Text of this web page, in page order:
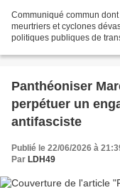
Communiqué commun
meurtriers et cyclones
politiques publiques de
Panthéoniser
perpétuer un
antifasciste
Publié le 22/06/2026 à
Par LDH49